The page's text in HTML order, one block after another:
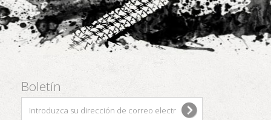
Boletín